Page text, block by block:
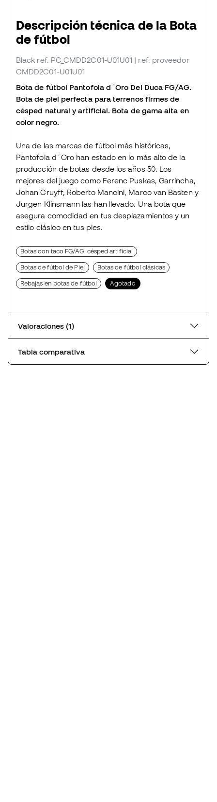
Descripción técnica de la Bota
de fútbol
Black ref. PC_CMDD2C01-U01U01 | ref. proveedor
CMDD2C01-U01U01
Bota de fútbol Pantofola d´Oro Del Duca FG/AG.
Bota de piel perfecta para terrenos firmes de
césped natural y artificial. Bota de gama alta en
color negro.
Una de las marcas de fútbol más históricas,
Pantofola d´Oro han estado en lo más alto de la
producción de botas desde los años 50. Los
mejores del juego como Ferenc Puskas, Garrincha,
Johan Cruyff, Roberto Mancini, Marco van Basten y
Jurgen Klinsmann las han llevado. Una bota que
asegura comodidad en tus desplazamientos y un
estilo clásico en tus pies.
Botas con taco FG/AG: césped artificial
Botas de fútbol de Piel Botas de fútbol clásicas
Rebajas en botas de fútbol Agotado
Valoraciones (1)
Tabla comparativa